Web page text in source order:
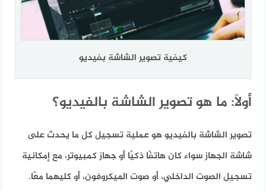
كيفية تصوير الشاشة بفيديو
أولًا: ما هو تصوير الشاشة بالفيديو؟
تصوير الشاشة بالفيديو هو عملية تسجيل كل ما يحدث على
شاشة الجهاز سواء كان هاتفًا ذكيًا أو جهاز كمبيوتر، مع إمكانية
تسجيل الصوت الداخلي، أو صوت الميكروفون، أو كليهما معًا.